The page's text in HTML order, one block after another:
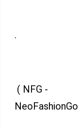
.
( NFG -
NeoFashionGo